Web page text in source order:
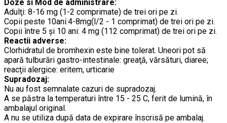
Doze si Mod de administrare:
Adulţi: 8-16 mg (1-2 comprimate) de trei ori pe zi.
Copii peste 10ani:4-8mg(l/2 - 1 comprimat) de trei ori pe zi.
Copii între 5 şi 10 ani: 4 mg (112 comprimat) de trei ori pe zi.
Reactii adverse:
Clorhidratul de bromhexin este bine tolerat. Uneori pot să
apară tulburări gastro-intestinale: greaţă, vărsături, diaree;
reacţii alergice: eritem, urticarie
Supradozaj:
Nu au fost semnalate cazuri de supradozaj.
A se păstra la temperaturi între 15 - 25 C, ferit de lumină, în
ambalajul original.
A nu se utiliza după data de expirare înscrisă pe ambalaj.